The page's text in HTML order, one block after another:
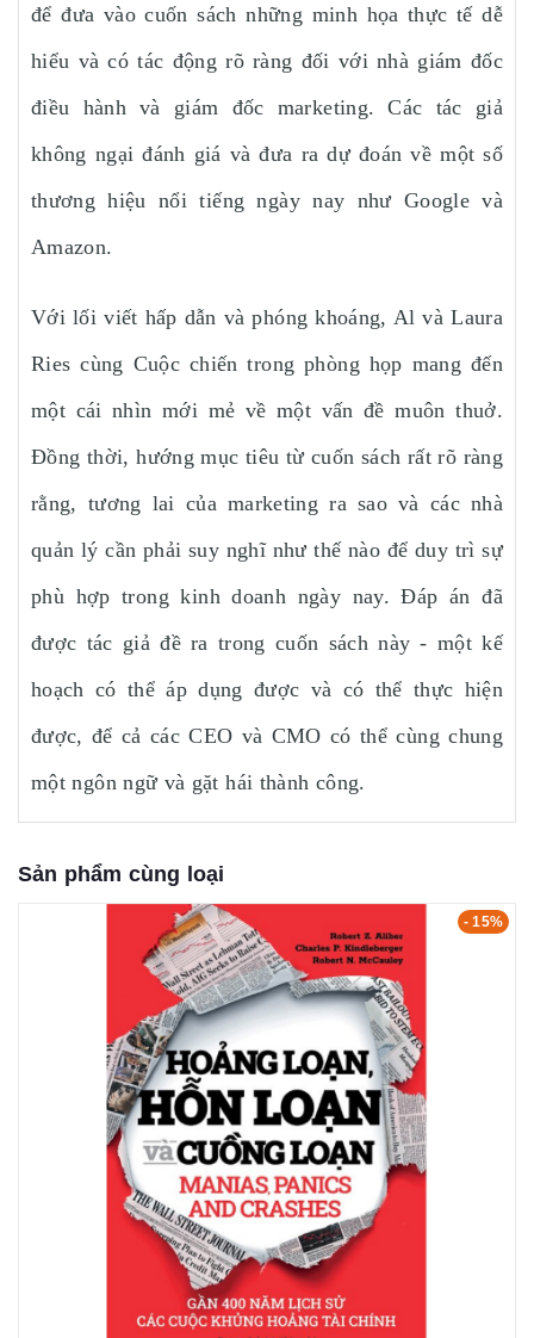
để đưa vào cuốn sách những minh họa thực tế dễ
hiểu và có tác động rõ ràng đối với nhà giám đốc
điều hành và giám đốc marketing. Các tác giả
không ngại đánh giá và đưa ra dự đoán về một số
thương hiệu nổi tiếng ngày nay như Google và
Amazon.
Với lối viết hấp dẫn và phóng khoáng, Al và Laura
Ries cùng Cuộc chiến trong phòng họp mang đến
một cái nhìn mới mẻ về một vấn đề muôn thuở.
Đồng thời, hướng mục tiêu từ cuốn sách rất rõ ràng
rằng, tương lai của marketing ra sao và các nhà
quản lý cần phải suy nghĩ như thế nào để duy trì sự
phù hợp trong kinh doanh ngày nay. Đáp án đã
được tác giả đề ra trong cuốn sách này - một kế
hoạch có thể áp dụng được và có thể thực hiện
được, để cả các CEO và CMO có thể cùng chung
một ngôn ngữ và gặt hái thành công.
Sản phẩm cùng loại
- 15%